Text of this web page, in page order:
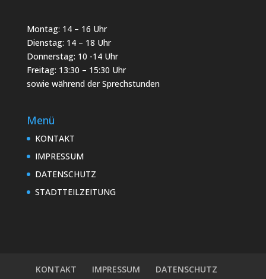
Montag: 14 – 16 Uhr
Dienstag: 14 – 18 Uhr
Donnerstag: 10 -14 Uhr
Freitag: 13:30 – 15:30 Uhr
sowie während der Sprechstunden
Menü
KONTAKT
IMPRESSUM
DATENSCHUTZ
STADTTEILZEITUNG
KONTAKT IMPRESSUM
DATENSCHUTZ